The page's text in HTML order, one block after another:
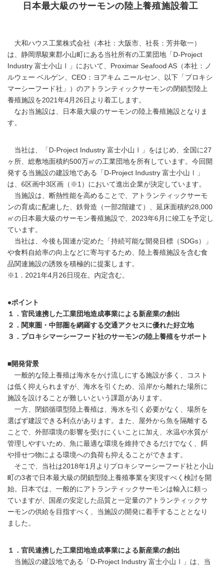
日本最大級のサーモンの陸上養殖施設着工
大和ハウス工業株式会社（本社：大阪市、社長：芳井敬一）
は、静岡県駿東郡小山町にある当社所有の工業団地「D-Project
Industry 富士小山Ⅰ」において、Proximar Seafood AS（本社：ノ
ルウェー ベルゲン、CEO：ヨアキム ニールセン、以下「プロキシ
マーシーフード社」）のアトランティックサーモンの閉鎖型陸上
養殖施設を2021年4月26日より着工します。
なお当施設は、日本最大級のサーモンの陸上養殖施設となりま
す。
当社は、「D-Project Industry 富士小山Ⅰ」をはじめ、全国に27
ヶ所、総敷地面積約500万㎡の工業団地を所有しています。今回開
発する当施設の建設地である「D-Project Industry 富士小山Ⅰ」
は、6区画中3区画（※1）において進出企業が決定しています。
当施設は、断熱性能を高めることで、アトランティックサーモ
ンの育成に配慮した、鉄骨造（一部2階建て）、延床面積約28,000
㎡の日本最大級のサーモン養殖施設で、2023年6月に竣工を予定し
ています。
当社は、今後も国連が定めた「持続可能な開発目標（SDGs）」
や食料自給率の向上などに寄与するため、陸上養殖施設を含む食
品関連施設の誘致を積極的に提案します。
※1．2021年4月26日現在。内定含む。
●ポイント
１．官民連携した工業団地造成事業による新産業の創出
２．関東圏・中部圏を網羅する交通アクセスに優れた好立地
３．プロキシマーシーフード社のサーモンの陸上養殖をサポート
■開発背景
一般的な陸上養殖は海水をかけ流しにする施設が多く、コスト
は低く抑えられますが、海水を引くため、沿岸から離れた場所に
施設を設けることが難しいという課題があります。
一方、閉鎖循環型陸上養殖は、海水を引く必要がなく、場所を
選ばず建設できる利点があります。また、屋外から魚を隔離する
ことで、外部環境の影響を受けにくいことに加え、水温や水質が
管理しやすいため、魚に最適な環境を維持できるだけでなく、餌
や排せつ物による環境への負荷も抑えることができます。
そこで、当社は2018年1月よりプロキシマーシーフード社と小山
町の3者で日本最大級の閉鎖型陸上養殖事業を実現すべく検討を開
始。日本では、一般的にアトランティックサーモンは輸入に頼っ
ていますが、国産の安定した品質と一定量のアトランティックサ
ーモンの供給を目指すべく、当施設の開発に着手することとなり
ました。
１．官民連携した工業団地造成事業による新産業の創出
当施設の建設地である「D-Project Industry 富士小山Ⅰ」は、当